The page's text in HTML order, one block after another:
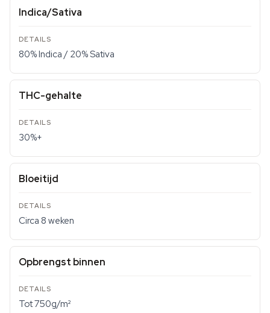
Indica/Sativa
80% Indica / 20% Sativa
THC-gehalte
30%+
Bloeitijd
Circa 8 weken
Opbrengst binnen
Tot 750g/m²